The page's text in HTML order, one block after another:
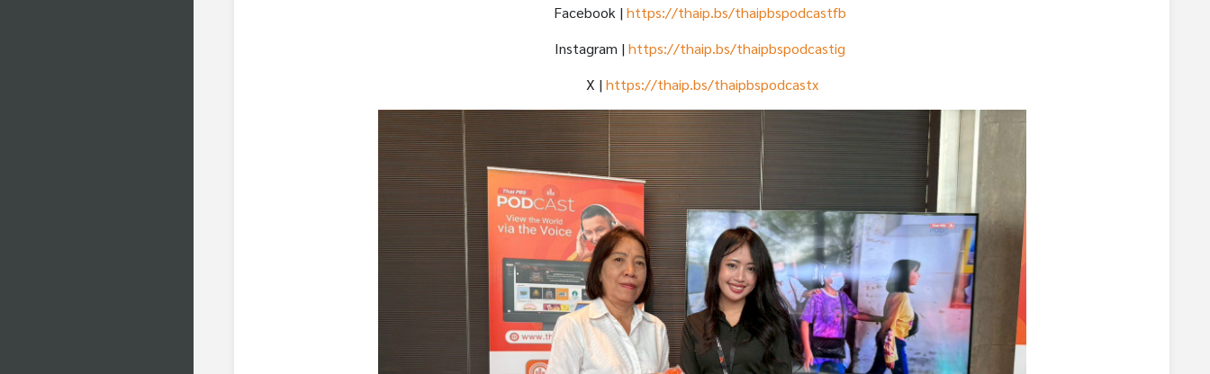
Facebook | https://thaip.bs/thaipbspodcastfb
Instagram | https://thaip.bs/thaipbspodcastig
X | https://thaip.bs/thaipbspodcastx